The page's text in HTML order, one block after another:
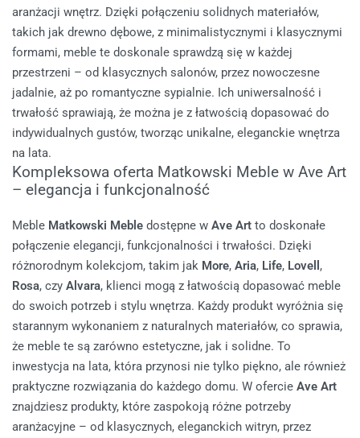
aranżacji wnętrz. Dzięki połączeniu solidnych materiałów,
takich jak drewno dębowe, z minimalistycznymi i klasycznymi
formami, meble te doskonale sprawdzą się w każdej
przestrzeni – od klasycznych salonów, przez nowoczesne
jadalnie, aż po romantyczne sypialnie. Ich uniwersalność i
trwałość sprawiają, że można je z łatwością dopasować do
indywidualnych gustów, tworząc unikalne, eleganckie wnętrza
na lata.
Kompleksowa oferta Matkowski Meble w Ave Art
– elegancja i funkcjonalność
Meble Matkowski Meble dostępne w Ave Art to doskonałe
połączenie elegancji, funkcjonalności i trwałości. Dzięki
różnorodnym kolekcjom, takim jak More, Aria, Life, Lovell ,
Rosa, czy Alvara, klienci mogą z łatwością dopasować meble
do swoich potrzeb i stylu wnętrza. Każdy produkt wyróżnia się
starannym wykonaniem z naturalnych materiałów, co sprawia,
że meble te są zarówno estetyczne, jak i solidne. To
inwestycja na lata, która przynosi nie tylko piękno, ale również
praktyczne rozwiązania do każdego domu. W ofercie Ave Art
znajdziesz produkty, które zaspokoją różne potrzeby
aranżacyjne – od klasycznych, eleganckich witryn, przez